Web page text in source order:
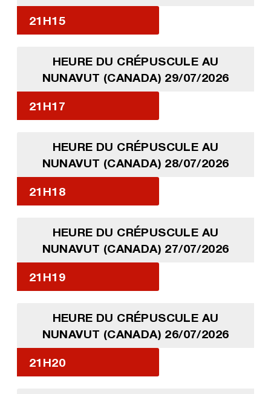
21H15
HEURE DU CRÉPUSCULE AU
NUNAVUT (CANADA) 29/07/2026
21H17
HEURE DU CRÉPUSCULE AU
NUNAVUT (CANADA) 28/07/2026
21H18
HEURE DU CRÉPUSCULE AU
NUNAVUT (CANADA) 27/07/2026
21H19
HEURE DU CRÉPUSCULE AU
NUNAVUT (CANADA) 26/07/2026
21H20